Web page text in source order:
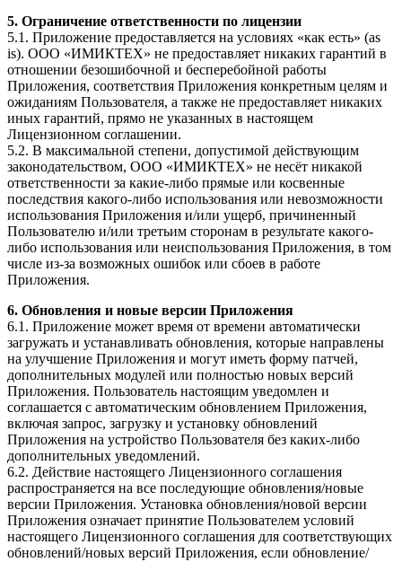
5. Ограничение ответственности по лицензии
5.1. Приложение предоставляется на условиях «как есть» (as
is). ООО «ИМИКТЕХ» не предоставляет никаких гарантий в
отношении безошибочной и бесперебойной работы
Приложения, соответствия Приложения конкретным целям и
ожиданиям Пользователя, а также не предоставляет никаких
иных гарантий, прямо не указанных в настоящем
Лицензионном соглашении.
5.2. В максимальной степени, допустимой действующим
законодательством, ООО «ИМИКТЕХ» не несёт никакой
ответственности за какие-либо прямые или косвенные
последствия какого-либо использования или невозможности
использования Приложения и/или ущерб, причиненный
Пользователю и/или третьим сторонам в результате какого-
либо использования или неиспользования Приложения, в том
числе из-за возможных ошибок или сбоев в работе
Приложения.
6. Обновления и новые версии Приложения
6.1. Приложение может время от времени автоматически
загружать и устанавливать обновления, которые направлены
на улучшение Приложения и могут иметь форму патчей,
дополнительных модулей или полностью новых версий
Приложения. Пользователь настоящим уведомлен и
соглашается с автоматическим обновлением Приложения,
включая запрос, загрузку и установку обновлений
Приложения на устройство Пользователя без каких-либо
дополнительных уведомлений.
6.2. Действие настоящего Лицензионного соглашения
распространяется на все последующие обновления/новые
версии Приложения. Установка обновления/новой версии
Приложения означает принятие Пользователем условий
настоящего Лицензионного соглашения для соответствующих
обновлений/новых версий Приложения, если обновление/